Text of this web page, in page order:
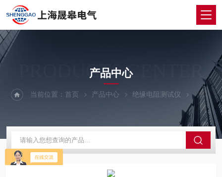
PRODUCTS CENTER
产品中心
当前位置：首页 产品中心 绝缘电阻测试仪 数字式